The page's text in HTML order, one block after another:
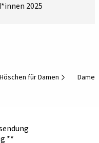
2025
Höschen für Damen
**